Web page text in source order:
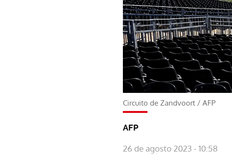
Circuito de Zandvoort / AFP
AFP
26 de agosto 2023 - 10:58